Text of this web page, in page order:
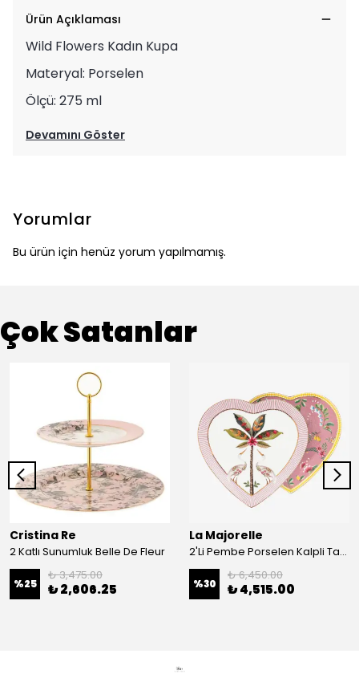
Ürün Açıklaması
Wild Flowers Kadın Kupa
Materyal: Porselen
Ölçü: 275 ml
Devamını Göster
Yorumlar
Bu ürün için henüz yorum yapılmamış.
Çok Satanlar
Cristina Re
2 Katlı Sunumluk Belle De Fleur
%25
₺ 3,475.00
₺ 2,606.25
La Majorelle
2'Li Pembe Porselen Kalpli Tabak 21,5 Cm La Majorelle
%30
₺ 6,450.00
₺ 4,515.00